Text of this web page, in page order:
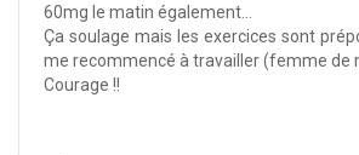
60mg le matin également…
Ça soulage mais les exercices sont
me recommencé à travailler (femme de
Courage !!